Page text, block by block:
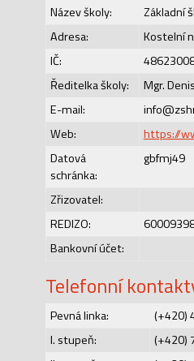
Název školy:
Základní
Adresa:
Kostelní
IČ:
Ředitelka školy:
Mgr.
E-mail:
Web:
https://
Datová
schránka:
gbfmj49
Zřizovatel:
REDIZO:
Bankovní účet:
Telefonní
Pevná linka:
(+420)
I. stupeň:
(+420)